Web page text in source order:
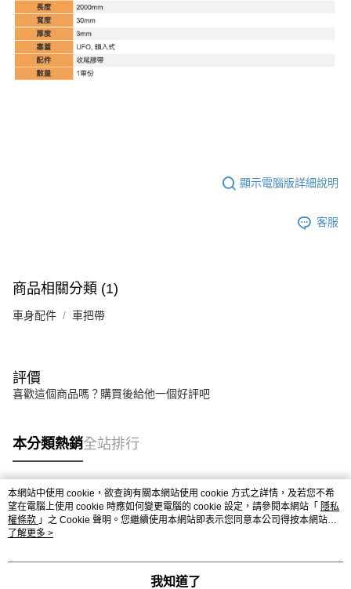
任。
４．使用「AFTEE先享後付」時，將依據個別帳號之用戶狀況，依本公司即
時審查核予不同之上限額度；若仍有額度不足之情形，本公司將視審查結果
請求用戶進行身份認證。
５．嚴禁一人註冊多個帳號或使用他人資訊註冊。若發現惡意使用之情形，
恩沛科技股份有限公司將有權停止該用戶之使用額度並採取法律行動。
顯示電腦版詳細說明
客服
商品相關分類 (1)
車身配件 車把帶
評價
喜歡這個商品嗎？購買後給他一個好評吧
本分類熱銷全站排行
熱門標籤
本網站中使用 cookie，欲查詢有關本網站使用 cookie 方式之詳情，及若您不希
望在電腦上使用 cookie 時應如何變更電腦的 cookie 設定，請參閱本網站「 隱私
權條款 」之 Cookie 聲明。您繼續使用本網站即表示您同意本公司得按本網站使
用條款之 Cookie 聲明使用 cookie。
了解更多 >
我知道了